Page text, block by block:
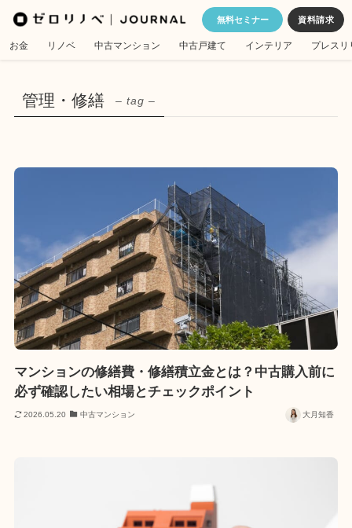
無料セミナー
お金 リノベ 中古マンション 中古戸建て インテリア プレスリ
管理・修繕 – tag –
マンションの修繕費・修繕積立金とは？中古購入前に
必ず確認したい相場とチェックポイント
2026.05.20 中古マンション 大月知香